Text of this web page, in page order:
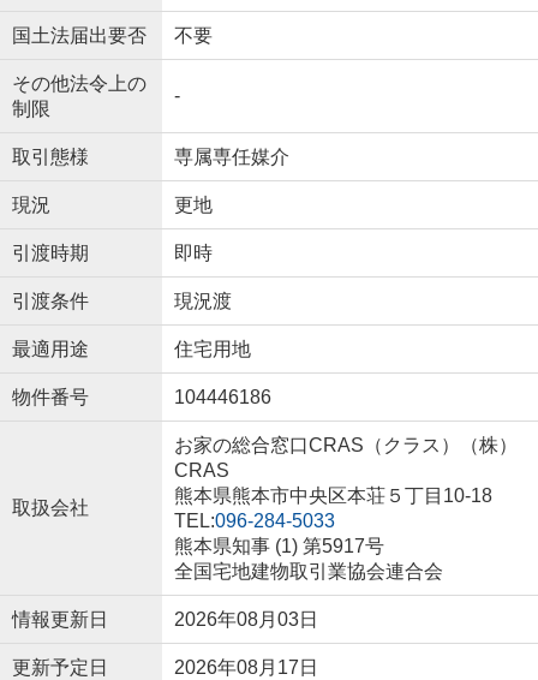
国土法届出要否 不要
その他法令上の
制限
-
取引態様 専属専任媒介
現況 更地
引渡時期 即時
引渡条件 現況渡
最適用途 住宅用地
物件番号 104446186
取扱会社
お家の総合窓口CRAS（クラス）（株）
CRAS
熊本県熊本市中央区本荘５丁目10-18
TEL:096-284-5033
熊本県知事 (1) 第5917号
全国宅地建物取引業協会連合会
情報更新日 2026年08月03日
更新予定日 2026年08月17日